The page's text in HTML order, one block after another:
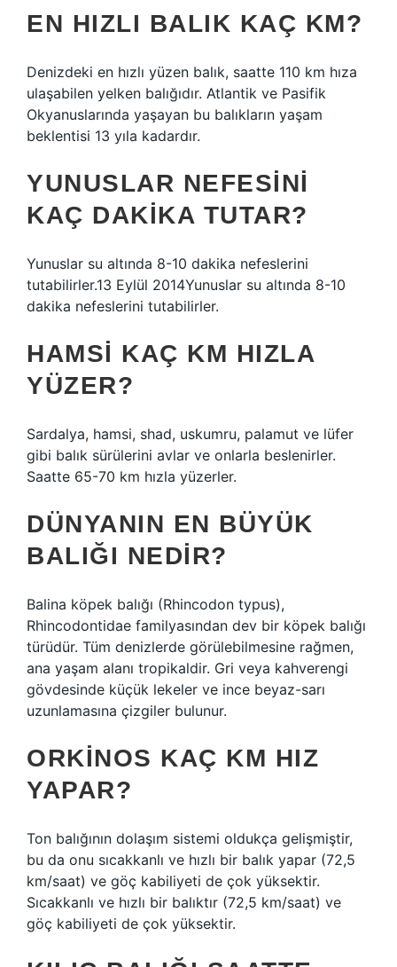
EN HIZLI BALIK KAÇ KM?
Denizdeki en hızlı yüzen balık, saatte 110 km hıza
ulaşabilen yelken balığıdır. Atlantik ve Pasifik
Okyanuslarında yaşayan bu balıkların yaşam
beklentisi 13 yıla kadardır.
YUNUSLAR NEFESINI
KAÇ DAKIKA TUTAR?
Yunuslar su altında 8-10 dakika nefeslerini
tutabilirler.13 Eylül 2014Yunuslar su altında 8-10
dakika nefeslerini tutabilirler.
HAMSI KAÇ KM HIZLA
YÜZER?
Sardalya, hamsi, shad, uskumru, palamut ve lüfer
gibi balık sürülerini avlar ve onlarla beslenirler.
Saatte 65-70 km hızla yüzerler.
DÜNYANIN EN BÜYÜK
BALIĞI NEDIR?
Balina köpek balığı (Rhincodon typus),
Rhincodontidae familyasından dev bir köpek balığı
türüdür. Tüm denizlerde görülebilmesine rağmen,
ana yaşam alanı tropikaldir. Gri veya kahverengi
gövdesinde küçük lekeler ve ince beyaz-sarı
uzunlamasına çizgiler bulunur.
ORKINOS KAÇ KM HIZ
YAPAR?
Ton balığının dolaşım sistemi oldukça gelişmiştir,
bu da onu sıcakkanlı ve hızlı bir balık yapar (72,5
km/saat) ve göç kabiliyeti de çok yüksektir.
Sıcakkanlı ve hızlı bir balıktır (72,5 km/saat) ve
göç kabiliyeti de çok yüksektir.